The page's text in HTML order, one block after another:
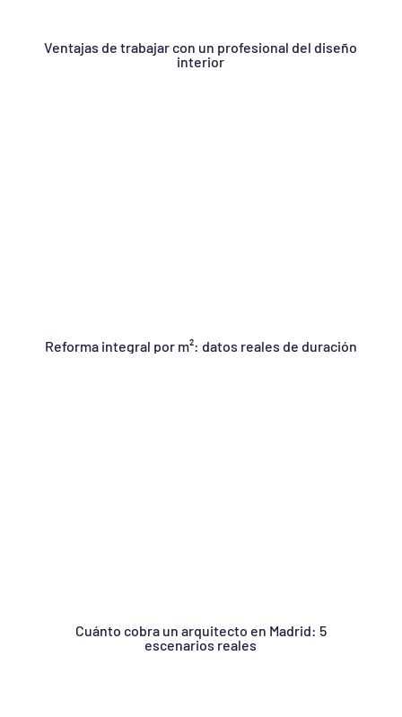
Ventajas de trabajar con un profesional del diseño
interior
Reforma integral por m²: datos reales de duración
Cuánto cobra un arquitecto en Madrid: 5
escenarios reales